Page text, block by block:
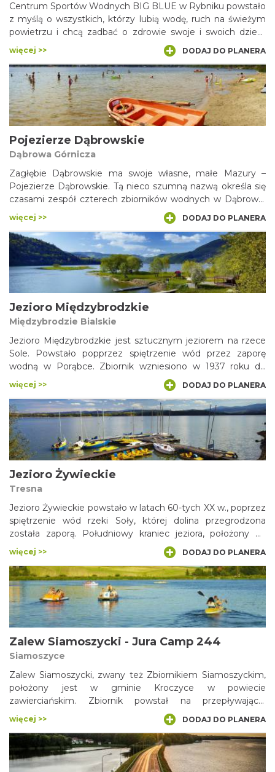
Centrum Sportów Wodnych BIG BLUE w Rybniku powstało
z myślą o wszystkich, którzy lubią wodę, ruch na świeżym
powietrzu i chcą zadbać o zdrowie swoje i swoich dzieci.
Tutaj, niemal w centrum miasta, przy niewielkim jeziorze
obok kąpieliska RUDA, stworzyliśmy miejsce, w którym
każdy może odpocząć oraz popracować nad kondycją
fizyczną.
więcej >> DODAJ DO PLANERA
Pojezierze Dąbrowskie
Dąbrowa Górnicza
Zagłębie Dąbrowskie ma swoje własne, małe Mazury –
Pojezierze Dąbrowskie. Tą nieco szumną nazwą określa się
czasami zespół czterech zbiorników wodnych w Dąbrowie
Górniczej, znanych pod wspólną nazwą Pogorii. Pogoria I,
Pogoria II, Pogoria III i Pogoria IV są od lat centrami
wypoczynku i rekreacji. Przyciągają plażami, kąpieliskami,
pensjonatami, pubami oraz klubami jachtowymi. Akweny
upodobali sobie wędkarze i... rzadkie gatunki ptaków.
więcej >> DODAJ DO PLANERA
Jezioro Międzybrodzkie
Międzybrodzie Bialskie
Jezioro Międzybrodzkie jest sztucznym jeziorem na rzece
Sole. Powstało popprzez spiętrzenie wód przez zaporę
wodną w Porąbce. Zbiornik wzniesiono w 1937 roku do
celów przeciwpowodziowych. Obecnie jezioro pełni funkcję
rekreacyjną, ale i energetyczną ponieważ po wybudowaniu
tutejszej elektrowni, siła wody wykorzystywana jest do
produkcji energii. W okolicy powstały liczne ośrodki
wypoczynkowe, stanice wodne, wypożyczalnie sprzętu
wodnego; wiodą tu szlaki turytyczne na szczyty Beskidu
Małego.
więcej >> DODAJ DO PLANERA
Jezioro Żywieckie
Tresna
Jezioro Żywieckie powstało w latach 60-tych XX w., poprzez
spiętrzenie wód rzeki Soły, której dolina przegrodzona
została zaporą. Południowy kraniec jeziora, położony na
terenie Kotliny Żywieckiej, sięga niemal w rejon śródmieścia
Żywca. Północna część jeziora (w rejonie zapory) zajmuje
wąską dolinę, wcinającą się w zbocza Beskidu Małego.
Zbiornik Żywiecki pełni rolę energetyczną,
przeciwpowodziową oraz turystyczno-rekreacyjną.
więcej >> DODAJ DO PLANERA
Zalew Siamoszycki - Jura Camp 244
Siamoszyce
Zalew Siamoszycki, zwany też Zbiornikiem Siamoszyckim,
położony jest w gminie Kroczyce w powiecie
zawierciańskim. Zbiornik powstał na przepływającej
nieopodal miejscowości rzece Krztyni. Jest zbiornikiem
przepływowym, o powierzchni 20 ha, malowniczo
położonym pomiędzy wysokim brzegiem a piaszczystą
plażą. Zalew jest popularnym wśród mieszkańców Zawiercia
miejscem rekreacyjnym, z ośrodkiem wypoczynkowym.
więcej >> DODAJ DO PLANERA